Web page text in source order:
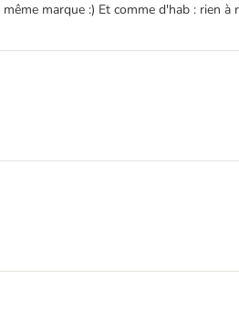
marque :) Et comme d'hab : rien